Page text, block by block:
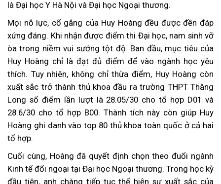
là Đại học Y Hà Nội và Đại học Ngoại thương.
Mọi nỗ lực, cố gắng của Huy Hoàng đều được đền đáp
xứng đáng. Khi nhận được điểm thi Đại học, nam sinh vỡ
òa trong niềm vui sướng tột độ. Ban đầu, mục tiêu của
Huy Hoàng chỉ là đạt đủ điểm để vào ngành học yêu
thích. Tuy nhiên, không chỉ thừa điểm, Huy Hoàng còn
xuất sắc trở thành thủ khoa đầu ra trường THPT Thăng
Long số điểm lần lượt là 28.05/30 cho tổ hợp D01 và
28.6/30 cho tổ hợp B00. Thành tích này còn giúp Huy
Hoàng ghi danh vào top 80 thủ khoa toàn quốc ở cả hai
tổ hợp.
Cuối cùng, Hoàng đã quyết định chọn theo đuổi ngành
Kinh tế đối ngoại tại Đại học Ngoại thương. Trong học kỳ
đầu tiên, anh chàng tiếp tục thể hiện sự xuất sắc của